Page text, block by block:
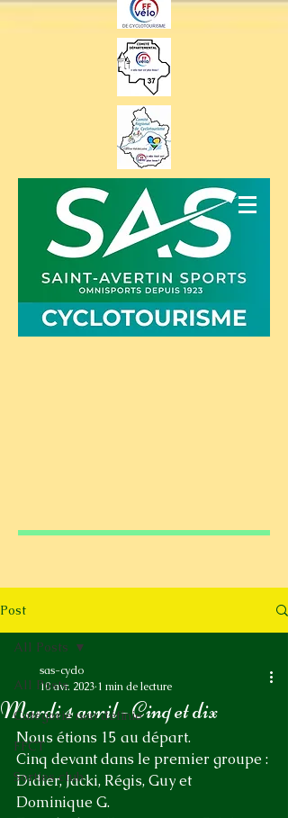
Post
All Posts
Catégorie non définie
FFCT
Sorties club
All Posts
Mardi 4 avril - Cinq et dix
sas-cyclo
10 avr. 2023 1 min de lecture
Nous étions 15 au départ.
Cinq devant dans le premier groupe :
Didier, Jacki, Régis, Guy et
Dominique G.